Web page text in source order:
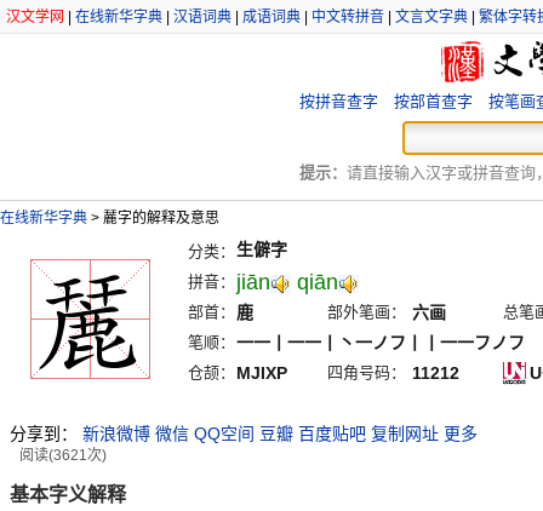
汉文学网 在线新华字典 汉语词典 成语词典 中文转拼音 文言文字典 繁体字转
按拼音查字 按部首查字 按笔画
提示： 请直接输入汉字或拼音查询
在线新华字典 > 麉字的解释及意思
分类： 生僻字
拼音： jiān qiān
部首： 鹿 部外笔画： 六画
总笔
笔顺： 一一丨一一丨丶一ノフ丨丨一一フノフ
仓颉： MJIXP 四角号码： 11212
分享到： 新浪微博 微信 QQ空间 豆瓣 百度贴吧 复制网址 更多
阅读(3621次)
基本字义解释